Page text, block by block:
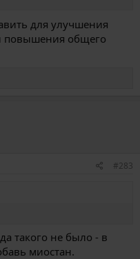
для улучшения
повышения общего
#283
такого не было - в
миостан.